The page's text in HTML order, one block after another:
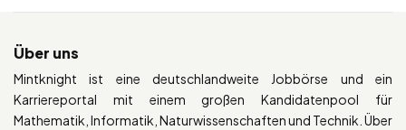
Über uns
Mintknight ist eine deutschlandweite Jobbörse und ein
Karriereportal mit einem großen Kandidatenpool für
Mathematik, Informatik, Naturwissenschaften und Technik. Über